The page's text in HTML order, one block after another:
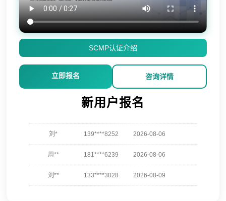
SCMP认证介绍
立即报名 咨询详情
新用户报名
何** 137****3460 2026-08-07
肖** 181****6263 2026-08-07
133****3898
139****4942 2026-08-06
刘* 139****8252 2026-08-06
周** 181****6239 2026-08-06
刘** 133****3028 2026-08-09
程** 139****9570 2026-08-09